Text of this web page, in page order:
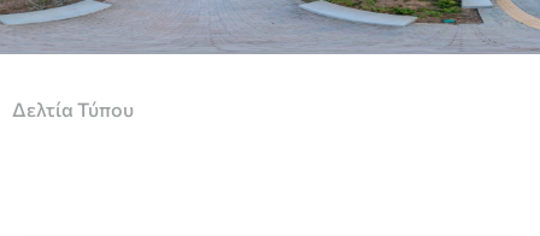
Δελτία Τύπου